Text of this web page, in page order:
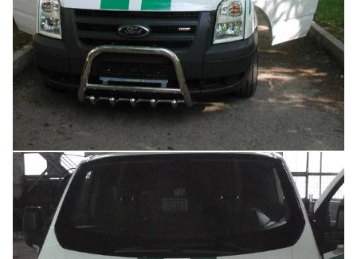
Увеличить